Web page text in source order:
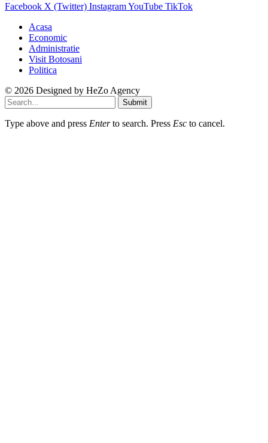
Facebook X (Twitter) InstagramYouTube TikTok
Acasa
Economic
Administratie
Visit Botosani
Politica
© 2026 Designed by HeZo Agency
Submit
Type above and press Enterto search. Press Esc to cancel.